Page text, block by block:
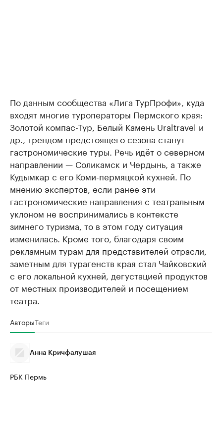
По данным сообщества «Лига ТурПрофи», куда
входят многие туроператоры Пермского края:
Золотой компас-Тур, Белый Камень Uraltravel и
др., трендом предстоящего сезона станут
гастрономические туры. Речь идёт о северном
направлении — Соликамск и Чердынь, а также
Кудымкар с его Коми-пермяцкой кухней. По
мнению экспертов, если ранее эти
гастрономические направления с театральным
уклоном не воспринимались в контексте
зимнего туризма, то в этом году ситуация
изменилась. Кроме того, благодаря своим
рекламным турам для представителей отрасли,
заметным для турагенств края стал Чайковский
с его локальной кухней, дегустацией продуктов
от местных производителей и посещением
театра.
АвторыТеги
Анна Кричфалушая
РБК Пермь